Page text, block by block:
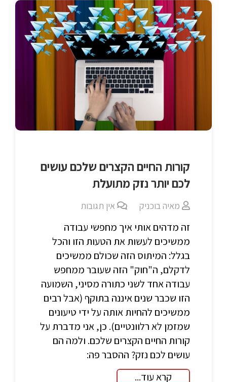
קורות החיים הקצרים שלכם עושים
לכם יותר נזק מתועלת
מאיה בוכניק אין תגובות
זה מדהים אותי איך מחפשי עבודה
ממשיכים לעשות את הטעות הזו והכל
בגלל: המיתוס הזה שכולם ממשיכים
לדקלם, ה"חוק" הזה שעובר ממחפש
עבודה אחד לשני כתורה מסיני, השמועה
הזו שכבר שנים איננה בתוקף (אבל רבים
ממשיכים להחיות אותה על ידי טיעונים
שמזמן לא רלוונטיים). כן, אני מדברת על
קורות החיים הקצרים שלכם. ולמה הם
עושים לכם נזק? ההסבר פה:
קרא עוד...